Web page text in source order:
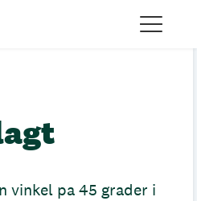
vinkel pa 45 grader i